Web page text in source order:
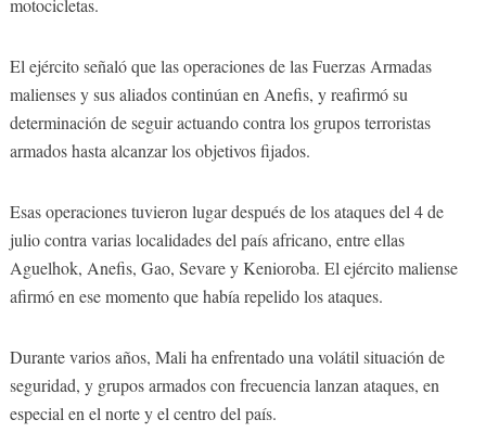
motocicletas.
El ejército señaló que las operaciones de las Fuerzas Armadas
malienses y sus aliados continúan en Anefis, y reafirmó su
determinación de seguir actuando contra los grupos terroristas
armados hasta alcanzar los objetivos fijados.
Esas operaciones tuvieron lugar después de los ataques del 4 de
julio contra varias localidades del país africano, entre ellas
Aguelhok, Anefis, Gao, Sevare y Kenioroba. El ejército maliense
afirmó en ese momento que había repelido los ataques.
Durante varios años, Mali ha enfrentado una volátil situación de
seguridad, y grupos armados con frecuencia lanzan ataques, en
especial en el norte y el centro del país.